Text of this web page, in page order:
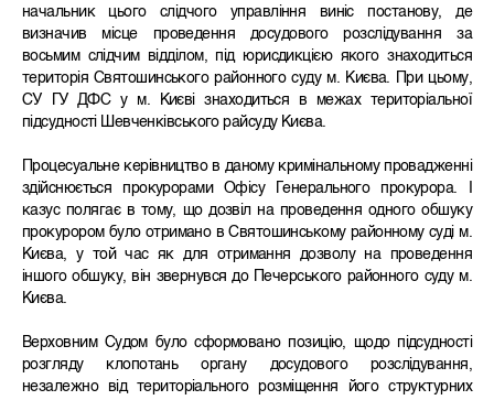
начальник цього слідчого управління виніс постанову, де
визначив місце проведення досудового розслідування за
восьмим слідчим відділом, під юрисдикцією якого знаходиться
територія Святошинського районного суду м. Києва. При цьому,
СУ ГУ ДФС у м. Києві знаходиться в межах територіальної
підсудності Шевченківського райсуду Києва.
Процесуальне керівництво в даному кримінальному провадженні
здійснюється прокурорами Офісу Генерального прокурора. І
казус полягає в тому, що дозвіл на проведення одного обшуку
прокурором було отримано в Святошинському районному суді м.
Києва, у той час як для отримання дозволу на проведення
іншого обшуку, він звернувся до Печерського районного суду м.
Києва.
Верховним Судом було сформовано позицію, щодо підсудності
розгляду клопотань органу досудового розслідування,
незалежно від територіального розміщення його структурних